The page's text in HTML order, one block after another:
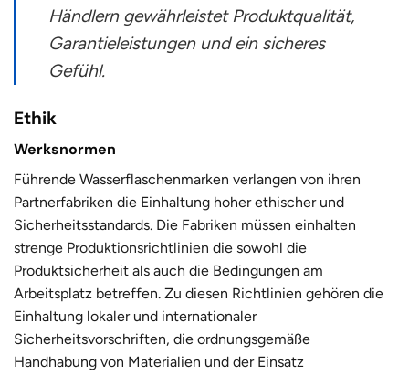
Händlern gewährleistet Produktqualität,
Garantieleistungen und ein sicheres
Gefühl.
Ethik
Werksnormen
Führende Wasserflaschenmarken verlangen von ihren
Partnerfabriken die Einhaltung hoher ethischer und
Sicherheitsstandards. Die Fabriken müssen einhalten
strenge Produktionsrichtlinien die sowohl die
Produktsicherheit als auch die Bedingungen am
Arbeitsplatz betreffen. Zu diesen Richtlinien gehören die
Einhaltung lokaler und internationaler
Sicherheitsvorschriften, die ordnungsgemäße
Handhabung von Materialien und der Einsatz